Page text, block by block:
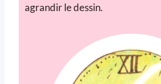
agrandir le dessin.